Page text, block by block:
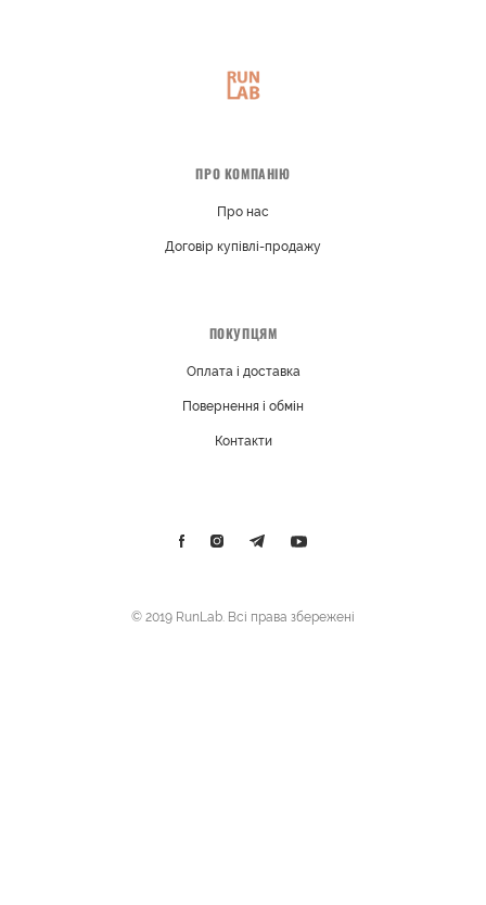
ПРО КОМПАНІЮ
Про нас
Договір купівлі-продажу
ПОКУПЦЯМ
Оплата і доставка
Повернення і обмін
Контакти
© 2019 RunLab. Всі права збережені